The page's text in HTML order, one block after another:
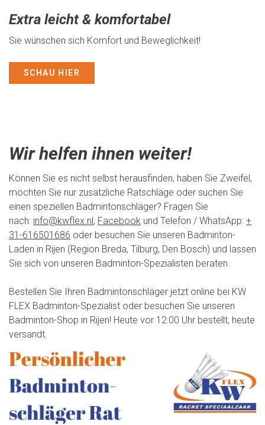
Extra leicht & komfortabel
Sie wünschen sich Komfort und Beweglichkeit!
SCHAU HIER
Wir helfen ihnen weiter!
Können Sie es nicht selbst herausfinden, haben Sie Zweifel,
möchten Sie nur zusätzliche Ratschläge oder suchen Sie
einen speziellen Badmintonschläger? Fragen Sie
nach: info@kwflex.nl, Facebook und Telefon / WhatsApp: +
31-616501686 oder besuchen Sie unseren Badminton-
Laden in Rijen (Region Breda, Tilburg, Den Bosch) und lassen
Sie sich von unseren Badminton-Spezialisten beraten.
Bestellen Sie Ihren Badmintonschläger jetzt online bei KW
FLEX Badminton-Spezialist oder besuchen Sie unseren
Badminton-Shop in Rijen! Heute vor 12:00 Uhr bestellt, heute
versandt.